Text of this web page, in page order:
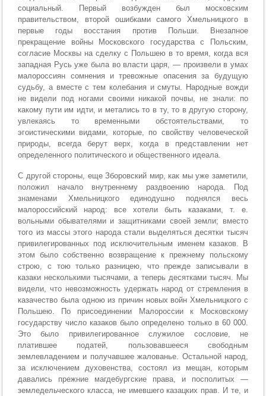
социальный. Первый возбужден был московским
правительством, второй ошибками самого Хмельницкого в
первые годы восстания против Польши. Внезапное
прекращение войны Московского государства с Польским,
согласие Москвы на сделку с Польшею в то время, когда вся
западная Русь уже была во власти царя, — произвели в умах
малороссиян сомнения и тревожные опасения за будущую
судьбу, а вместе с тем колебания и смуты. Народные вожди
не видели под ногами своими никакой почвы, не знали: по
какому пути им идти, и метались то в ту, то в другую сторону,
увлекаясь то временными обстоятельствами, то
эгоистическими видами, которые, по свойству человеческой
природы, всегда берут верх, когда в представлении нет
определенного политического и общественного идеала.
С другой стороны, еще Зборовский мир, как мы уже заметили,
положил начало внутреннему раздвоению народа. Под
знаменами Хмельницкого единодушно поднялся весь
малороссийский народ: все хотели быть казаками, т. е.
вольными обывателями и защитниками своей земли; вместо
того из массы этого народа стали выделяться десятки тысяч
привилегированных под исключительным именем казаков. В
этом было собственно возвращение к прежнему польскому
строю, с тою только разницею, что прежде записывали в
казаки несколькими тысячами, а теперь десятками тысяч. Мы
видели, что невозможность удержать народ от стремления в
казачество была одною из причин новых войн Хмельницкого с
Польшею. По присоединении Малороссии к Московскому
государству число казаков было определено только в 60 000.
Это было привилегированное служилое сословие, не
платившее податей, пользовавшееся свободным
землевладением и получавшее жалованье. Остальной народ,
за исключением духовенства, состоял из мещан, которым
давались прежние магдебургские права, и посполитых —
земледельческого класса, не имевшего казацких прав. И те, и